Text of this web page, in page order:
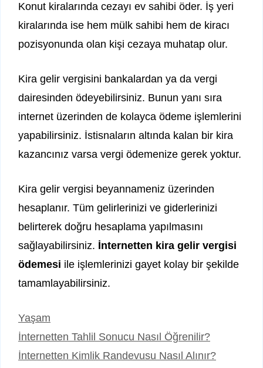
Konut kiralarında cezayı ev sahibi öder. İş yeri
kiralarında ise hem mülk sahibi hem de kiracı
pozisyonunda olan kişi cezaya muhatap olur.
Kira gelir vergisini bankalardan ya da vergi
dairesinden ödeyebilirsiniz. Bunun yanı sıra
internet üzerinden de kolayca ödeme işlemlerini
yapabilirsiniz. İstisnaların altında kalan bir kira
kazancınız varsa vergi ödemenize gerek yoktur.
Kira gelir vergisi beyannameniz üzerinden
hesaplanır. Tüm gelirlerinizi ve giderlerinizi
belirterek doğru hesaplama yapılmasını
sağlayabilirsiniz. İnternetten kira gelir vergisi
ödemesi ile işlemlerinizi gayet kolay bir şekilde
tamamlayabilirsiniz.
Kategoriler
Yaşam
İnternetten Tahlil Sonucu Nasıl Öğrenilir?
İnternetten Kimlik Randevusu Nasıl Alınır?